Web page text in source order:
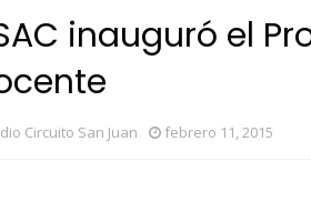
inauguró el
Circuito San Juan febrero 11, 2015